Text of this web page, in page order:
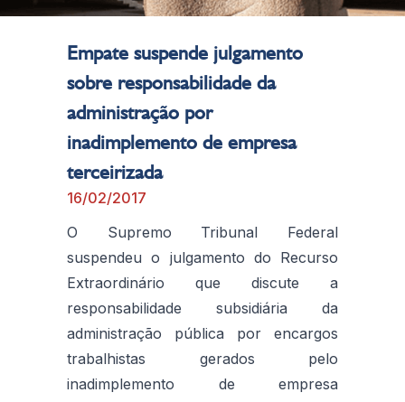
Empate suspende julgamento
sobre responsabilidade da
administração por
inadimplemento de empresa
terceirizada
16/02/2017
O Supremo Tribunal Federal
suspendeu o julgamento do Recurso
Extraordinário que discute a
responsabilidade subsidiária da
administração pública por encargos
trabalhistas gerados pelo
inadimplemento de empresa